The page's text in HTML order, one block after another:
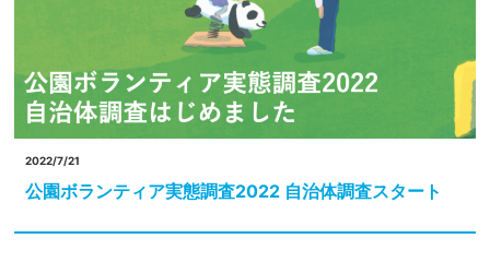
2022/7/21
公園ボランティア実態調査2022 自治体調査スタート